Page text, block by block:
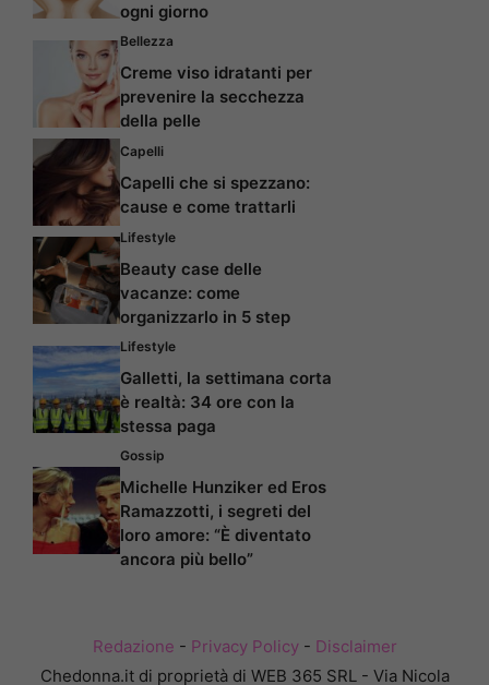
ogni giorno
Bellezza
Creme viso idratanti per
prevenire la secchezza
della pelle
Capelli
Capelli che si spezzano:
cause e come trattarli
Lifestyle
Beauty case delle
vacanze: come
organizzarlo in 5 step
Lifestyle
Galletti, la settimana corta
è realtà: 34 ore con la
stessa paga
Gossip
Michelle Hunziker ed Eros
Ramazzotti, i segreti del
loro amore: “È diventato
ancora più bello”
Redazione - Privacy Policy- Disclaimer
Chedonna.it di proprietà di WEB 365 SRL - Via Nicola